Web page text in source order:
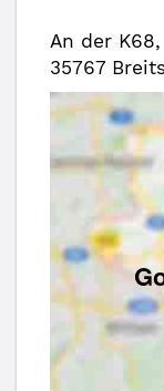
An der K68,
35767